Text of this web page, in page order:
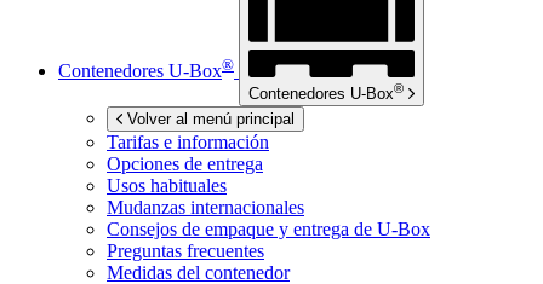
Contenedores U-Box®
Contenedores U-Box®
Volver al menú principal
Tarifas e información
Opciones de entrega
Usos habituales
Mudanzas internacionales
Consejos de empaque y entrega de U-Box
Preguntas frecuentes
Medidas del contenedor